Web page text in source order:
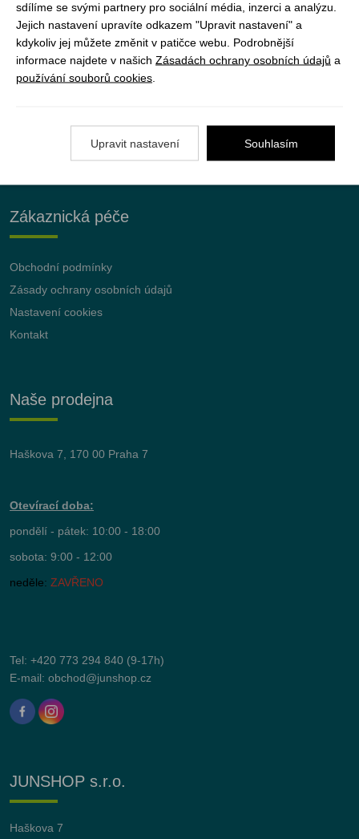
JUNshop s.r.o.je 100% vlastněn organizací
Junák – český skaut, z.s.
Zákaznická péče
Obchodní podmínky
Zásady ochrany osobních údajů
Nastavení cookies
Kontakt
Naše prodejna
Haškova 7, 170 00 Praha 7
Otevírací doba:
pondělí - pátek: 10:00 - 18:00
sobota: 9:00 - 12:00
neděle: ZAVŘENO
Tel: +420 773 294 840 (9-17h)
E-mail: obchod@junshop.cz
JUNSHOP s.r.o.
Haškova 7
sdílíme se svými partnery pro sociální média, inzerci a analýzu.
Jejich nastavení upravíte odkazem "Upravit nastavení" a
kdykoliv jej můžete změnit v patičce webu. Podrobnější
informace najdete v našich Zásadách ochrany osobních údajů a
používání souborů cookies
Upravit nastavení Souhlasím